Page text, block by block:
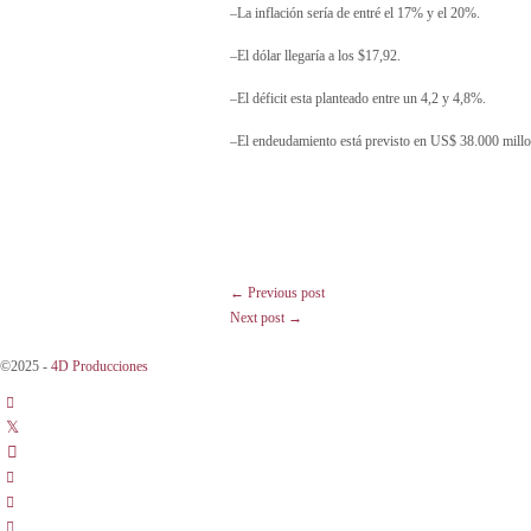
–La inflación sería de entré el 17% y el 20%.
–El dólar llegaría a los $17,92.
–El déficit esta planteado entre un 4,2 y 4,8%.
–El endeudamiento está previsto en US$ 38.000
← Previous post
Next post →
©2025 - 4D Producciones